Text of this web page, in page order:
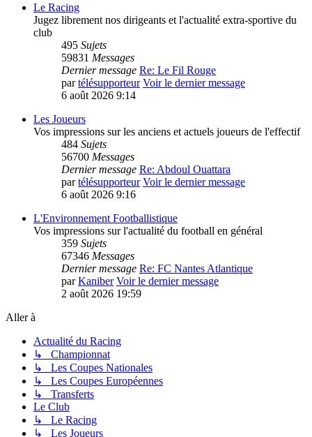
Le Racing
Jugez librement nos dirigeants et l'actualité extra-sportive du
club
495 Sujets
59831 Messages
Dernier message Re: Le Fil Rouge
partélésupporteur Voir le dernier message
6 août 2026 9:14
Les Joueurs
Vos impressions sur les anciens et actuels joueurs de l'effectif
484 Sujets
56700 Messages
Dernier message Re: Abdoul Ouattara
partélésupporteur Voir le dernier message
6 août 2026 9:16
L'Environnement Footballistique
Vos impressions sur l'actualité du football en général
359 Sujets
67346 Messages
Dernier message Re: FC Nantes Atlantique
parKaniber Voir le dernier message
2 août 2026 19:59
Aller à
Actualité du Racing
↳ Championnat
↳ Les Coupes Nationales
↳ Les Coupes Européennes
↳ Transferts
Le Club
↳ Le Racing
↳ Les Joueurs